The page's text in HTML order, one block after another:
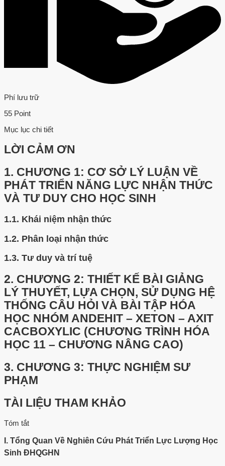
Phí lưu trữ
55 Point
Mục lục chi tiết
LỜI CẢM ƠN
1. CHƯƠNG 1: CƠ SỞ LÝ LUẬN VỀ
PHÁT TRIỂN NĂNG LỰC NHẬN THỨC
VÀ TƯ DUY CHO HỌC SINH
1.1. Khái niệm nhận thức
1.2. Phân loại nhận thức
1.3. Tư duy và trí tuệ
2. CHƯƠNG 2: THIẾT KẾ BÀI GIẢNG
LÝ THUYẾT, LỰA CHỌN, SỬ DỤNG HỆ
THỐNG CÂU HỎI VÀ BÀI TẬP HÓA
HỌC NHÓM ANDEHIT – XETON – AXIT
CACBOXYLIC (CHƯƠNG TRÌNH HÓA
HỌC 11 – CHƯƠNG NÂNG CAO)
3. CHƯƠNG 3: THỰC NGHIỆM SƯ
PHẠM
TÀI LIỆU THAM KHẢO
Tóm tắt
I. Tổng Quan Về Nghiên Cứu Phát Triển Lực Lượng Học
Sinh ĐHQGHN